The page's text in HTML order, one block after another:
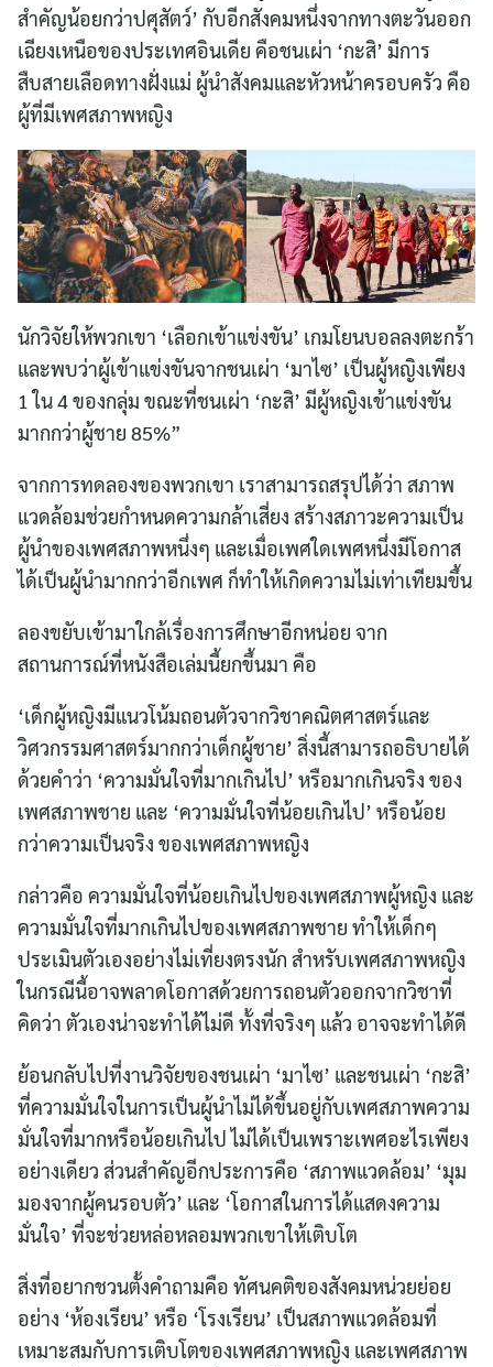
สำคัญน้อยกว่าปศุสัตว์’ กับอีกสังคมหนึ่งจากทางตะวันออก
เฉียงเหนือของประเทศอินเดีย คือชนเผ่า ‘กะสิ’ มีการ
สืบสายเลือดทางฝั่งแม่ ผู้นำสังคมและหัวหน้าครอบครัว คือ
ผู้ที่มีเพศสภาพหญิง
นักวิจัยให้พวกเขา ‘เลือกเข้าแข่งขัน’ เกมโยนบอลลงตะกร้า
และพบว่าผู้เข้าแข่งขันจากชนเผ่า ‘มาไซ’ เป็นผู้หญิงเพียง
1 ใน 4 ของกลุ่ม ขณะที่ชนเผ่า ‘กะสิ’ มีผู้หญิงเข้าแข่งขัน
มากกว่าผู้ชาย 85%”
จากการทดลองของพวกเขา เราสามารถสรุปได้ว่า สภาพ
แวดล้อมช่วยกำหนดความกล้าเสี่ยง สร้างสภาวะความเป็น
ผู้นำของเพศสภาพหนึ่งๆ และเมื่อเพศใดเพศหนึ่งมีโอกาส
ได้เป็นผู้นำมากกว่าอีกเพศ ก็ทำให้เกิดความไม่เท่าเทียมขึ้น
ลองขยับเข้ามาใกล้เรื่องการศึกษาอีกหน่อย จาก
สถานการณ์ที่หนังสือเล่มนี้ยกขึ้นมา คือ
‘เด็กผู้หญิงมีแนวโน้มถอนตัวจากวิชาคณิตศาสตร์และ
วิศวกรรมศาสตร์มากกว่าเด็กผู้ชาย’ สิ่งนี้สามารถอธิบายได้
ด้วยคำว่า ‘ความมั่นใจที่มากเกินไป’ หรือมากเกินจริง ของ
เพศสภาพชาย และ ‘ความมั่นใจที่น้อยเกินไป’ หรือน้อย
กว่าความเป็นจริง ของเพศสภาพหญิง
กล่าวคือ ความมั่นใจที่น้อยเกินไปของเพศสภาพผู้หญิง และ
ความมั่นใจที่มากเกินไปของเพศสภาพชาย ทำให้เด็กๆ
ประเมินตัวเองอย่างไม่เที่ยงตรงนัก สำหรับเพศสภาพหญิง
ในกรณีนี้อาจพลาดโอกาสด้วยการถอนตัวออกจากวิชาที่
คิดว่า ตัวเองน่าจะทำได้ไม่ดี ทั้งที่จริงๆ แล้ว อาจจะทำได้ดี
ย้อนกลับไปที่งานวิจัยของชนเผ่า ‘มาไซ’ และชนเผ่า ‘กะสิ’
ที่ความมั่นใจในการเป็นผู้นำไม่ได้ขึ้นอยู่กับเพศสภาพความ
มั่นใจที่มากหรือน้อยเกินไป ไม่ได้เป็นเพราะเพศอะไรเพียง
อย่างเดียว ส่วนสำคัญอีกประการคือ ‘สภาพแวดล้อม’ ‘มุม
มองจากผู้คนรอบตัว’ และ ‘โอกาสในการได้แสดงความ
มั่นใจ’ ที่จะช่วยหล่อหลอมพวกเขาให้เติบโต
สิ่งที่อยากชวนตั้งคำถามคือ ทัศนคติของสังคมหน่วยย่อย
อย่าง ‘ห้องเรียน’ หรือ ‘โรงเรียน’ เป็นสภาพแวดล้อมที่
เหมาะสมกับการเติบโตของเพศสภาพหญิง และเพศสภาพ